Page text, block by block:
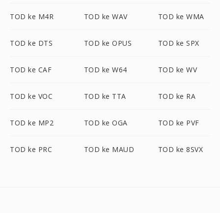
TOD ke M4R TOD ke WAV TOD ke WMA
TOD ke DTS TOD ke OPUS TOD ke SPX
TOD ke CAF TOD ke W64 TOD ke WV
TOD ke VOC TOD ke TTA TOD ke RA
TOD ke MP2 TOD ke OGA TOD ke PVF
TOD ke PRC TOD ke MAUD TOD ke 8SVX